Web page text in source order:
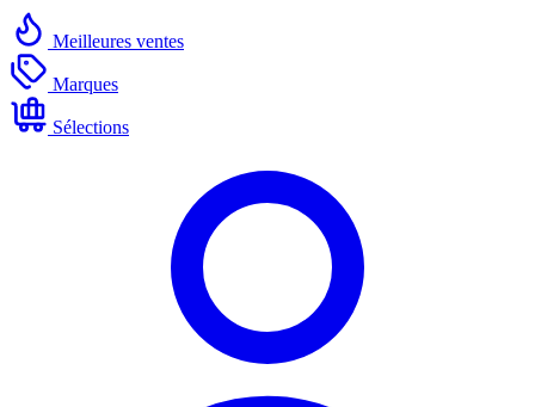
Meilleures ventes
Marques
Sélections